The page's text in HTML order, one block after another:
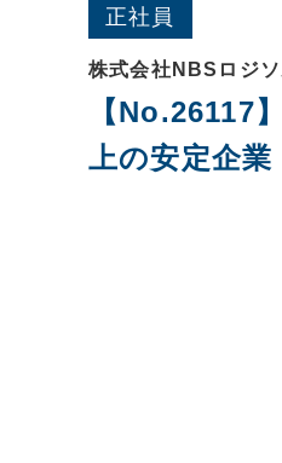
正社員
株式会社NBSロジ
【No.26117
上の安定企業